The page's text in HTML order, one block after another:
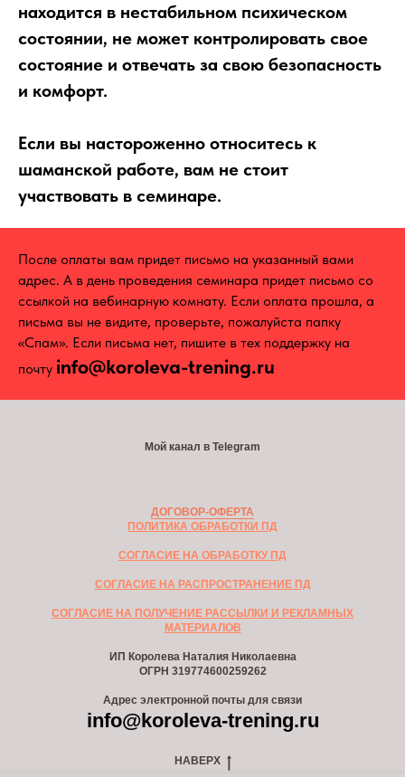
находится в нестабильном психическом
состоянии, не может контролировать свое
состояние и отвечать за свою безопасность
и комфорт.
Если вы настороженно относитесь к
шаманской работе, вам не стоит
участвовать в семинаре.
После оплаты вам придет письмо на указанный вами
адрес. А в день проведения семинара придет письмо со
ссылкой на вебинарную комнату. Если оплата прошла, а
письма вы не видите, проверьте, пожалуйста папку
«Спам». Если письма нет, пишите в тех поддержку на
почту info@koroleva-trening.ru
Мой канал в Telegram
ДОГОВОР-ОФЕРТА
ПОЛИТИКА ОБРАБОТКИ ПД
СОГЛАСИЕ НА ОБРАБОТКУ ПД
СОГЛАСИЕ НА РАСПРОСТРАНЕНИЕ ПД
СОГЛАСИЕ НА ПОЛУЧЕНИЕ РАССЫЛКИ И РЕКЛАМНЫХ
МАТЕРИАЛОВ
ИП Королева Наталия Николаевна
ОГРН 319774600259262
Адрес электронной почты для связи
info@koroleva-trening.ru
НАВЕРХ